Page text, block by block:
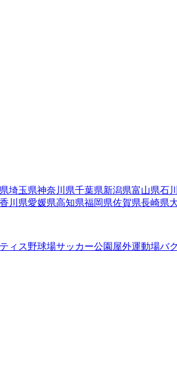
埼玉県神奈川県千葉県新潟県富山県石
香川県愛媛県高知県福岡県佐賀県長崎県
ィス野球場サッカー公園 屋外運動場バ